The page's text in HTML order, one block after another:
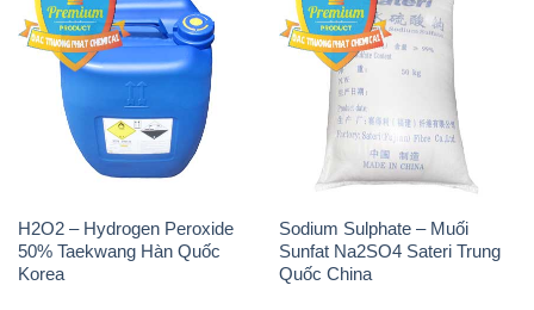
H2O2 – Hydrogen Peroxide
50% Taekwang Hàn Quốc
Korea
Sodium Sulphate – Muối
Sunfat Na2SO4 Sateri Trung
Quốc China